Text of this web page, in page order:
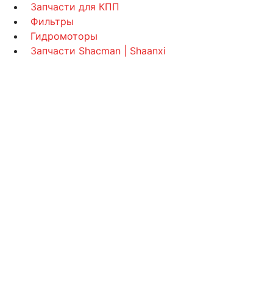
Запчасти для КПП
Фильтры
Гидромоторы
Запчасти Shacman | Shaanxi